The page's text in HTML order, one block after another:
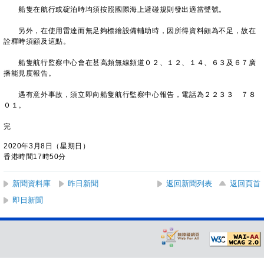
船隻在航行或碇泊時均須按照國際海上避碰規則發出適當聲號。
另外，在使用雷達而無足夠標繪設備輔助時，因所得資料頗為不足，故在
詮釋時須顧及這點。
船隻航行監察中心會在甚高頻無線頻道０２、１２、１４、６３及６７廣
播能見度報告。
遇有意外事故，須立即向船隻航行監察中心報告，電話為２２３３ ７８
０１。
完
2020年3月8日（星期日）
香港時間17時50分
新聞資料庫 昨日新聞 返回新聞列表
返回頁首
即日新聞